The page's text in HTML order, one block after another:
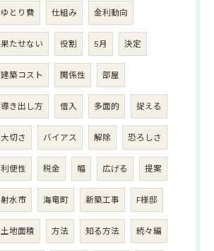
ゆとり費 仕組み 金利動向
果たせない 役割 5月 決定
建築コスト 関係性 部屋
導き出し方 借入 多面的 捉える
大切さ バイアス 解除 恐ろしさ
利便性 税金 幅 広げる 提案
射水市 海竜町 新築工事 F様邸
土地面積 方法 知る方法 続々編